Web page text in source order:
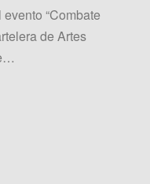
“Combate
de Artes